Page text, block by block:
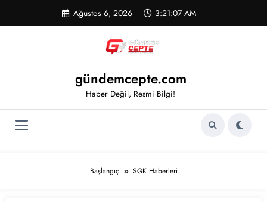
Ağustos 6, 2026 3:21:07 AM
gündemcepte.com
Haber Değil, Resmi Bilgi!
Başlangıç SGK Haberleri